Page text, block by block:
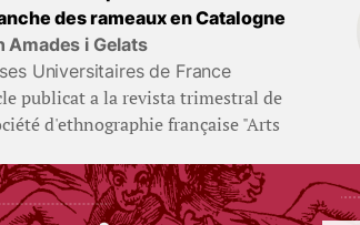
des rameaux en Catalogne
Amades i Gelats
Universitaires de France
publicat a la revista trimestral de
d'ethnographie française "Arts